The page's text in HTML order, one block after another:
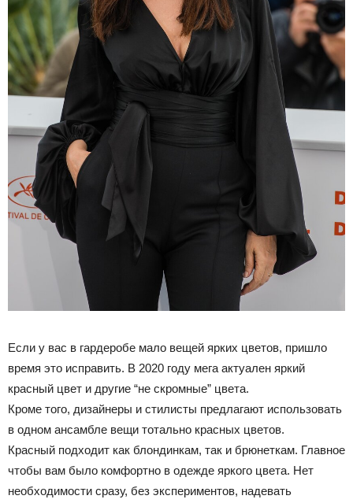
Если у вас в гардеробе мало вещей ярких цветов, пришло
время это исправить. В 2020 году мега актуален яркий
красный цвет и другие “не скромные” цвета.
Кроме того, дизайнеры и стилисты предлагают использовать
в одном ансамбле вещи тотально красных цветов.
Красный подходит как блондинкам, так и брюнеткам. Главное
чтобы вам было комфортно в одежде яркого цвета. Нет
необходимости сразу, без экспериментов, надевать